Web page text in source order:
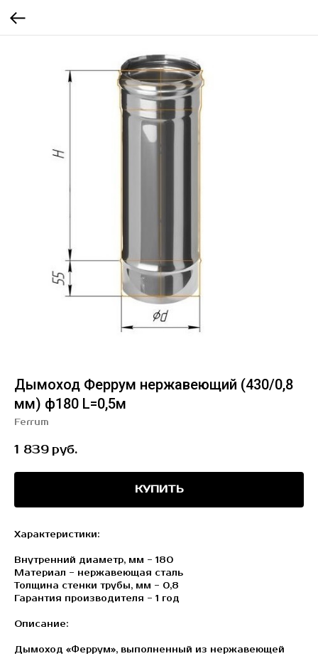
Дымоход Феррум нержавеющий (430/0,8
мм) ф180 L=0,5м
Ferrum
1 839 руб.
КУПИТЬ
Характеристики:
Внутренний диаметр, мм - 180
Материал - нержавеющая сталь
Толщина стенки трубы, мм - 0,8
Гарантия производителя - 1 год
Описание:
Дымоход «Феррум», выполненный из нержавеющей